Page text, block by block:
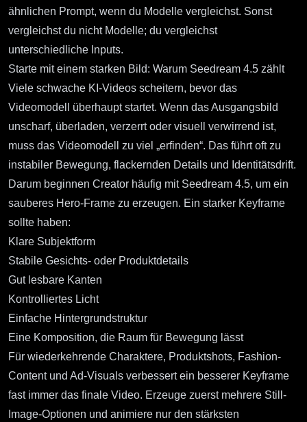
ähnlichen Prompt, wenn du Modelle vergleichst. Sonst
vergleichst du nicht Modelle; du vergleichst
unterschiedliche Inputs.
Starte mit einem starken Bild: Warum Seedream 4.5 zählt
Viele schwache KI-Videos scheitern, bevor das
Videomodell überhaupt startet. Wenn das Ausgangsbild
unscharf, überladen, verzerrt oder visuell verwirrend ist,
muss das Videomodell zu viel „erfinden“. Das führt oft zu
instabiler Bewegung, flackernden Details und Identitätsdrift.
Darum beginnen Creator häufig mit Seedream 4.5, um ein
sauberes Hero-Frame zu erzeugen. Ein starker Keyframe
sollte haben:
Klare Subjektform
Stabile Gesichts- oder Produktdetails
Gut lesbare Kanten
Kontrolliertes Licht
Einfache Hintergrundstruktur
Eine Komposition, die Raum für Bewegung lässt
Für wiederkehrende Charaktere, Produktshots, Fashion-
Content und Ad-Visuals verbessert ein besserer Keyframe
fast immer das finale Video. Erzeuge zuerst mehrere Still-
Image-Optionen und animiere nur den stärksten